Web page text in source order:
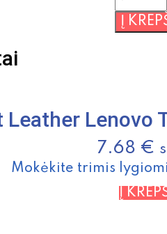
kiekis:
Dėklas
Note
20
juodas
Į
Leather Lenovo
7.68 €
Mokėkite trimis
Į